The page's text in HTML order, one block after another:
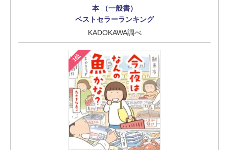
本 （一般書）
ベストセラーランキング
KADOKAWA調べ
1位